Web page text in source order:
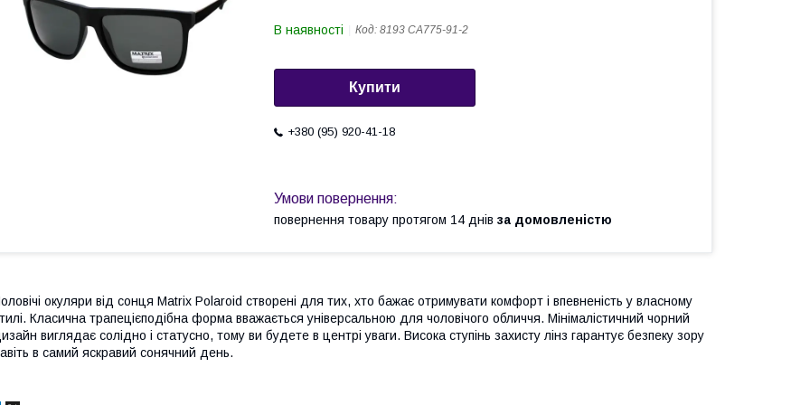
В наявності Код: 8193 СA775-91-2
Купити
+380 (95) 920-41-18
повернення товару протягом 14 днів за домовленістю
окуляри від сонця Matrix Polaroid створені для тих, хто бажає отримувати комфорт і впевненість у власному
Класична трапецієподібна форма вважається універсальною для чоловічого обличчя. Мінімалістичний чорний
виглядає солідно і статусно, тому ви будете в центрі уваги. Висока ступінь захисту лінз гарантує безпеку зору
в самий яскравий сонячний день.